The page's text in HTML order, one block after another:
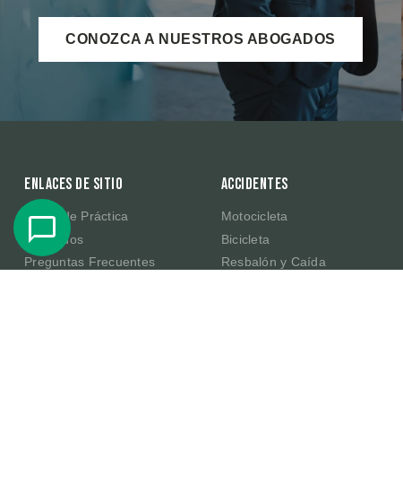
CONOZCA A NUESTROS ABOGADOS
Enlaces de sitio
Áreas de Práctica
Abogados
Preguntas Frecuentes
Accidentes
Motocicleta
Bicicleta
Resbalón y Caída